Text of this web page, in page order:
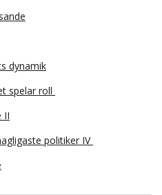
dynamik
spelar roll
II
politiker IV